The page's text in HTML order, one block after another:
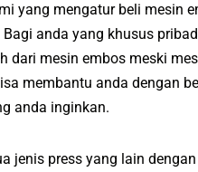
yang mengatur beli mesin
anda yang khusus
dari mesin embos meski
membantu anda dengan
anda inginkan.
jenis press yang lain